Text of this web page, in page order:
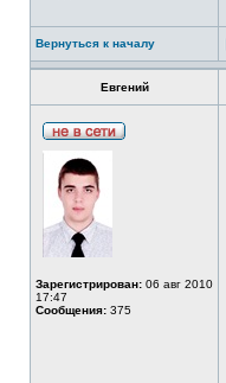
Вернуться к началу
Евгений
Зарегистрирован: 06 авг 2010
17:47
Сообщения: 375